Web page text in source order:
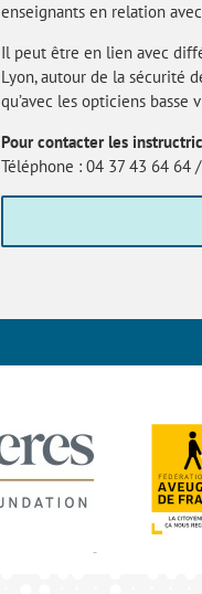
enseignants en relation avec
Il peut être en lien avec
Lyon, autour de la sécurité
qu’avec les opticiens basse
Pour contacter les
Téléphone : 04 37 43 64 64